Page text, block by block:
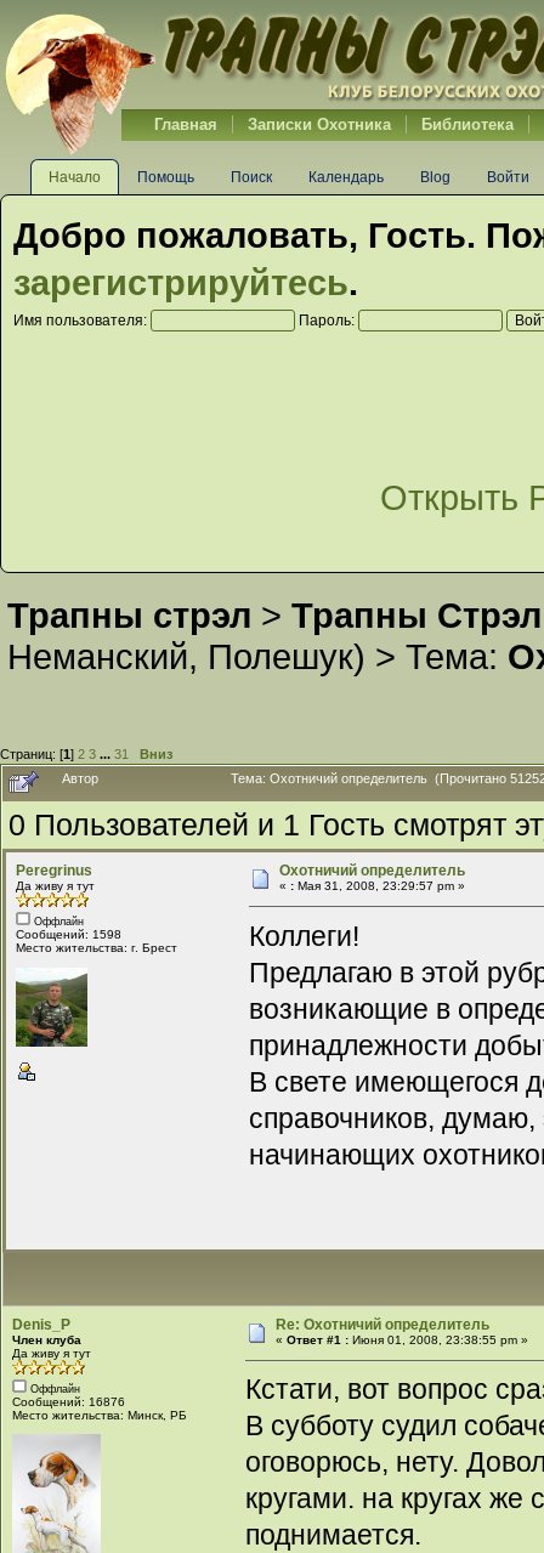
Главная Записки Охотника Библиотека
Начало Помощь Поиск Календарь Blog Войти
Добро пожаловать, Гость.
зарегистрируйтесь.
Имя пользователя: Пароль:
Открыть
Трапны стрэл > Трапны Стрэл
Неманский, Полешук) > Тема:
Страниц: [1] 2 3 ... 31
Вниз
Автор
Тема: Охотничий определитель (Прочитано
0 Пользователей и 1 Гость смотрят
Peregrinus
Да живу я тут
Оффлайн
Сообщений: 1598
Место жительства: г. Брест
Охотничий определитель
« : Мая 31, 2008, 23:29:57 pm »
Коллеги!
Предлагаю в этой
возникающие в
принадлежности
В свете имеющегося
справочников,
начинающих
Denis_P
Член клуба
Да живу я тут
Оффлайн
Сообщений: 16876
Место жительства: Минск, РБ
Re: Охотничий определитель
«Ответ #1 : Июня 01, 2008, 23:38:55 pm »
Кстати, вот вопрос
В субботу судил
оговорюсь, нету.
кругами. на кругах же
поднимается.